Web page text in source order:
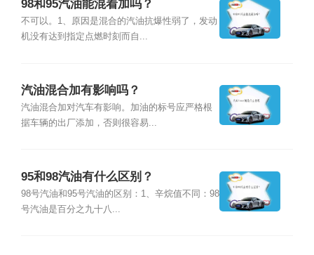
98和95汽油能混着加吗？
不可以。1、原因是混合的汽油抗爆性弱了，发动
机没有达到指定点燃时刻而自...
汽油混合加有影响吗？
汽油混合加对汽车有影响。加油的标号应严格根
据车辆的出厂添加，否则很容易...
95和98汽油有什么区别？
98号汽油和95号汽油的区别：1、辛烷值不同：98
号汽油是百分之九十八...